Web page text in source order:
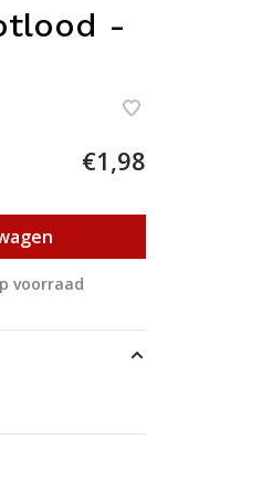
-
€1,98
voorraad